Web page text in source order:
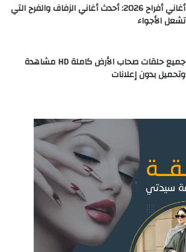
أغاني أفراح 2026: أحدث أغاني الزفاف والفرح التي
تشعل الأجواء
جميع حلقات صحاب الأرض كاملة HD مشاهدة
وتحميل بدون إعلانات